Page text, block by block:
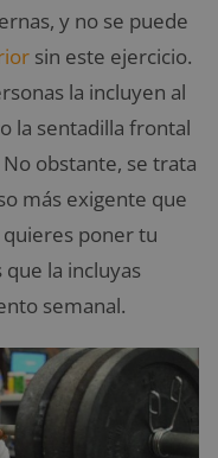
y no se puede
sin este ejercicio.
la incluyen al
la sentadilla frontal
obstante, se trata
más exigente que
quieres poner tu
la incluyas
semanal.